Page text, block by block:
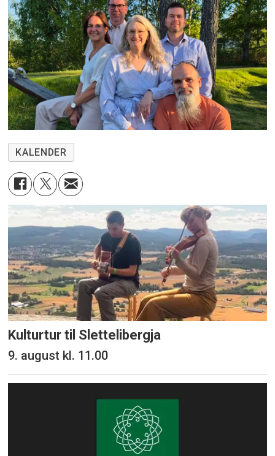
KALENDER
Kulturtur til Slettelibergja
9. august kl. 11.00